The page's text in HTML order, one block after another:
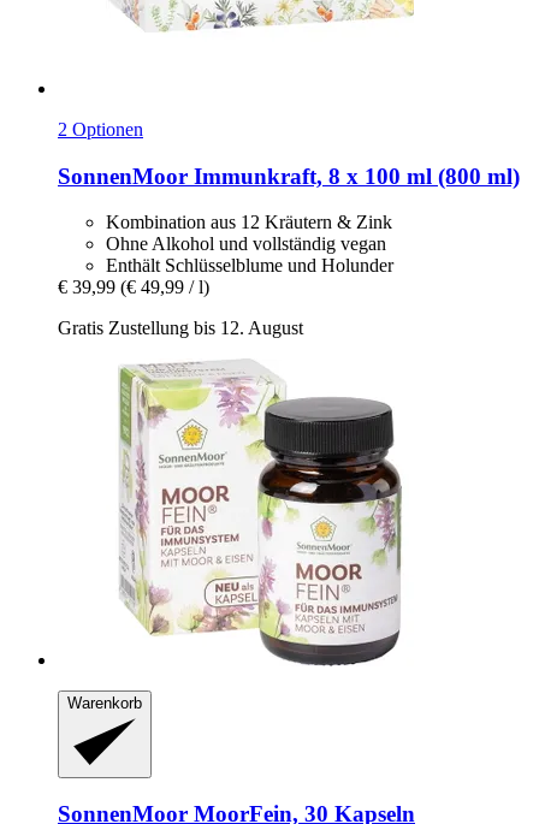
2 Optionen
SonnenMoor Immunkraft, 8 x 100 ml (800 ml)
Kombination aus 12 Kräutern & Zink
Ohne Alkohol und vollständig vegan
Enthält Schlüsselblume und Holunder
€ 39,99 (€ 49,99 / l)
Gratis Zustellung bis 12. August
Warenkorb
SonnenMoor MoorFein, 30 Kapseln